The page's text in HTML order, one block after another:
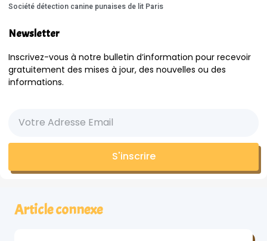
Société détection canine punaises de lit Paris
Newsletter
Inscrivez-vous à notre bulletin d’information pour recevoir
gratuitement des mises à jour, des nouvelles ou des
informations.
S'inscrire
Article connexe